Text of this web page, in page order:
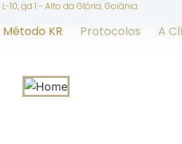
10, qd 1 - Alto da Glória, Goiânia
Método KR Protocolos A